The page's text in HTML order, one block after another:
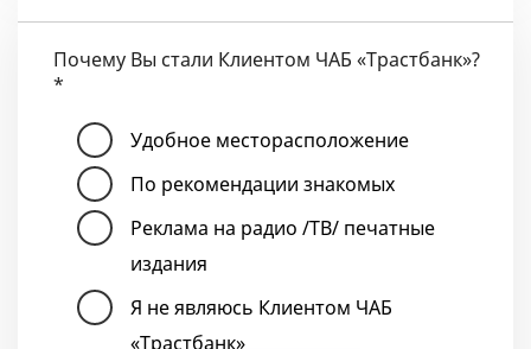
Почему Вы стали Клиентом ЧАБ «Трастбанк»?
*
Удобное месторасположение
По рекомендации знакомых
Реклама на радио /ТВ/ печатные
издания
Я не являюсь Клиентом ЧАБ
«Трастбанк»